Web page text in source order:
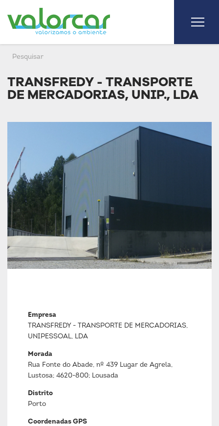
TRANSFREDY - TRANSPORTE
DE MERCADORIAS, UNIP., LDA
Empresa
TRANSFREDY - TRANSPORTE DE MERCADORIAS,
UNIPESSOAL, LDA
Morada
Rua Fonte do Abade, nº 439 Lugar de Agrela,
Lustosa; 4620-800; Lousada
Distrito
Porto
Coordenadas GPS